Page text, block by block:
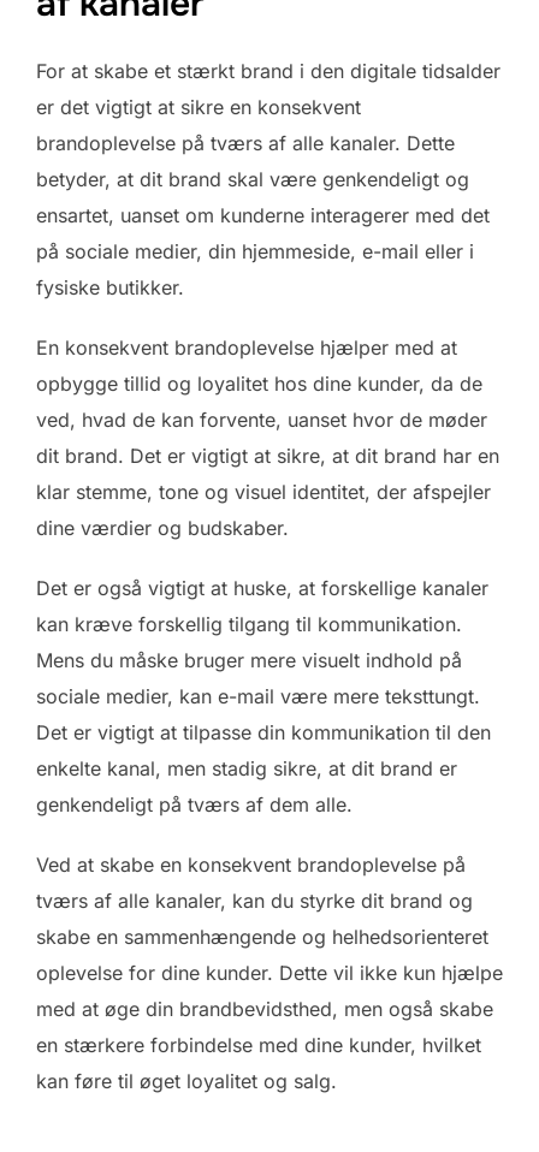
For at skabe et stærkt brand i den digitale tidsalder
er det vigtigt at sikre en konsekvent
brandoplevelse på tværs af alle kanaler. Dette
betyder, at dit brand skal være genkendeligt og
ensartet, uanset om kunderne interagerer med det
på sociale medier, din hjemmeside, e-mail eller i
fysiske butikker.
En konsekvent brandoplevelse hjælper med at
opbygge tillid og loyalitet hos dine kunder, da de
ved, hvad de kan forvente, uanset hvor de møder
dit brand. Det er vigtigt at sikre, at dit brand har en
klar stemme, tone og visuel identitet, der afspejler
dine værdier og budskaber.
Det er også vigtigt at huske, at forskellige kanaler
kan kræve forskellig tilgang til kommunikation.
Mens du måske bruger mere visuelt indhold på
sociale medier, kan e-mail være mere teksttungt.
Det er vigtigt at tilpasse din kommunikation til den
enkelte kanal, men stadig sikre, at dit brand er
genkendeligt på tværs af dem alle.
Ved at skabe en konsekvent brandoplevelse på
tværs af alle kanaler, kan du styrke dit brand og
skabe en sammenhængende og helhedsorienteret
oplevelse for dine kunder. Dette vil ikke kun hjælpe
med at øge din brandbevidsthed, men også skabe
en stærkere forbindelse med dine kunder, hvilket
kan føre til øget loyalitet og salg.